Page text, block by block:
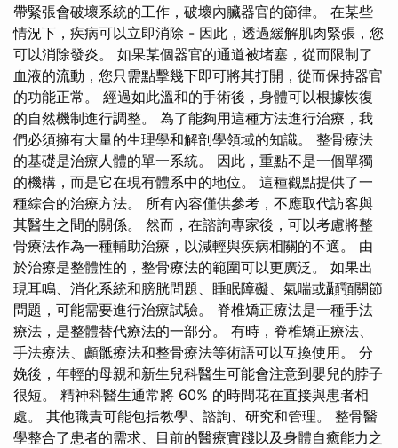
帶緊張會破壞系統的工作，破壞內臟器官的節律。 在某些
情況下，疾病可以立即消除 - 因此，透過緩解肌肉緊張，您
可以消除發炎。 如果某個器官的通道被堵塞，從而限制了
血液的流動，您只需點擊幾下即可將其打開，從而保持器官
的功能正常。 經過如此溫和的手術後，身體可以根據恢復
的自然機制進行調整。 為了能夠用這種方法進行治療，我
們必須擁有大量的生理學和解剖學領域的知識。 整骨療法
的基礎是治療人體的單一系統。 因此，重點不是一個單獨
的機構，而是它在現有體系中的地位。 這種觀點提供了一
種綜合的治療方法。 所有內容僅供參考，不應取代訪客與
其醫生之間的關係。 然而，在諮詢專家後，可以考慮將整
骨療法作為一種輔助治療，以減輕與疾病相關的不適。 由
於治療是整體性的，整骨療法的範圍可以更廣泛。 如果出
現耳鳴、消化系統和膀胱問題、睡眠障礙、氣喘或顳顎關節
問題，可能需要進行治療試驗。 脊椎矯正療法是一種手法
療法，是整體替代療法的一部分。 有時，脊椎矯正療法、
手法療法、顱骶療法和整骨療法等術語可以互換使用。 分
娩後，年輕的母親和新生兒科醫生可能會注意到嬰兒的脖子
很短。 精神科醫生通常將 60% 的時間花在直接與患者相
處。 其他職責可能包括教學、諮詢、研究和管理。 整骨醫
學整合了患者的需求、目前的醫療實踐以及身體自癒能力之